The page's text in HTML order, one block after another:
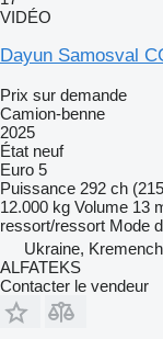
VIDÉO
Dayun Samosval
Prix sur demande
Camion-benne
2025
État neuf
Euro 5
Puissance 292 ch
12.000 kg Volume 13
ressort/ressort Mode
Ukraine,
ALFATEKS
Contacter le vendeur